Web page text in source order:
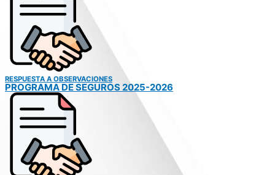
RESPUESTA A OBSERVACIONES
PROGRAMA DE SEGUROS 2025-2026